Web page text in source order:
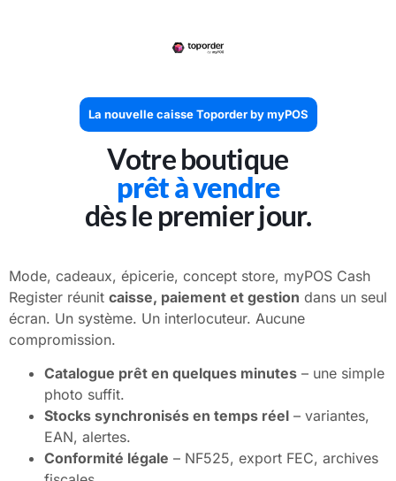
La nouvelle caisse Toporder by myPOS
Votre boutique
prêt à vendre
dès le premier jour.
Mode, cadeaux, épicerie, concept store, myPOS Cash
Register réunit caisse, paiement et gestion dans un seul
écran. Un système. Un interlocuteur. Aucune
compromission.
Catalogue prêt en quelques minutes – une simple
photo suffit.
Stocks synchronisés en temps réel – variantes,
EAN, alertes.
Conformité légale – NF525, export FEC, archives